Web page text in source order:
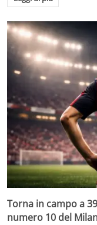
Torna in campo a
numero 10 del